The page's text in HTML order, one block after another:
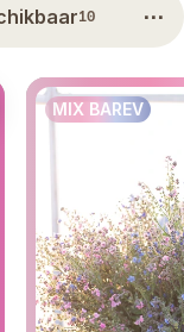
10 ⋯
MIX BAREV